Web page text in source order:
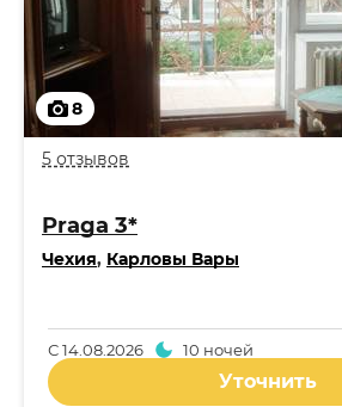
8
5 отзывов
Praga 3*
Чехия, Карловы Вары
С14.08.2026 10 ночей
Уточнить